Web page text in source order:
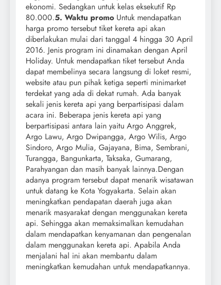
ekonomi. Sedangkan untuk kelas eksekutif Rp
80.000.5. Waktu promo Untuk mendapatkan
harga promo tersebut tiket kereta api akan
diberlakukan mulai dari tanggal 4 hingga 30 April
2016. Jenis program ini dinamakan dengan April
Holiday. Untuk mendapatkan tiket tersebut Anda
dapat membelinya secara langsung di loket resmi,
website atau pun pihak ketiga seperti minimarket
terdekat yang ada di dekat rumah. Ada banyak
sekali jenis kereta api yang berpartisipasi dalam
acara ini. Beberapa jenis kereta api yang
berpartisipasi antara lain yaitu Argo Anggrek,
Argo Lawu, Argo Dwipangga, Argo Wilis, Argo
Sindoro, Argo Mulia, Gajayana, Bima, Sembrani,
Turangga, Bangunkarta, Taksaka, Gumarang,
Parahyangan dan masih banyak lainnya.Dengan
adanya program tersebut dapat menarik wisatawan
untuk datang ke Kota Yogyakarta. Selain akan
meningkatkan pendapatan daerah juga akan
menarik masyarakat dengan menggunakan kereta
api. Sehingga akan memaksimalkan kemudahan
dalam mendapatkan kenyamanan dan pengenalan
dalam menggunakan kereta api. Apabila Anda
menjalani hal ini akan membantu dalam
meningkatkan kemudahan untuk mendapatkannya.